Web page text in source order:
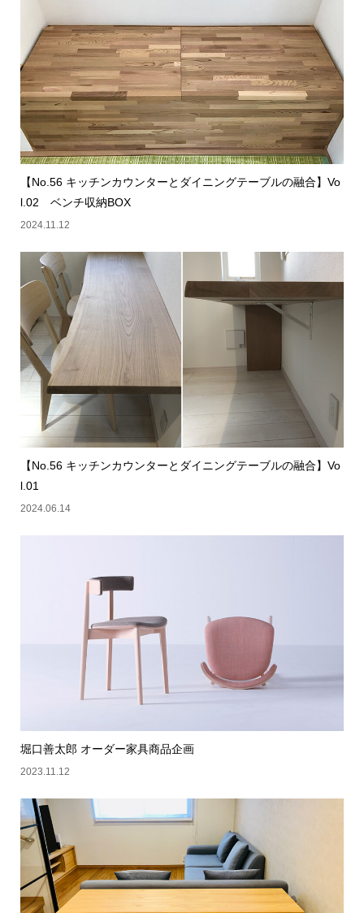
【No.56 キッチンカウンターとダイニングテーブルの融合】Vo
l.02 ベンチ収納BOX
2024.11.12
【No.56 キッチンカウンターとダイニングテーブルの融合】Vo
l.01
2024.06.14
堀口善太郎 オーダー家具商品企画
2023.11.12